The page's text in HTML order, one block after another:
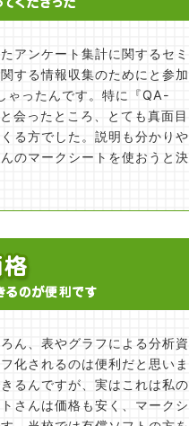
アンケート集計に関するセミ
する情報収集のためにと参加
ゃったんです。特に『QA-
会ったところ、とても真面目
る方でした。説明も分かりや
のマークシートを使おうと決
ん、表やグラフによる分析資
化されるのは便利だと思いま
るんですが、実はこれは私の
さんは価格も安く、マークシ